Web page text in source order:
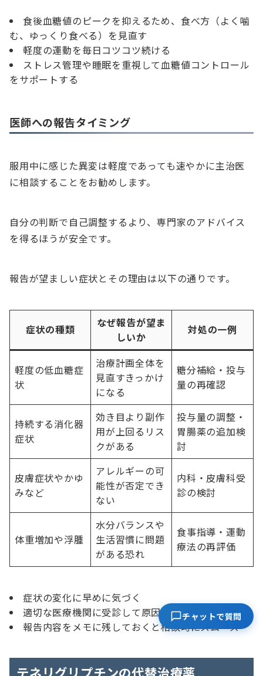
食後血糖値のピークを抑えるため、食べ方（よく噛
む、ゆっくり食べる）を見直す
軽度の運動を毎日コツコツ続ける
ストレス管理や睡眠を重視して血糖値コントロール
をサポートする
医師への報告タイミング
服用中に感じた異変は軽度であっても速やかに主治医
に相談することをお勧めします。
自分の判断で自己調整するより、専門家のアドバイス
を得るほうが安全です。
報告が望ましい症状とその理由は以下の通りです。
症状の種類
なぜ報告が望ま
しいか
対処の一例
軽度の低血糖症
状
治療計画全体を
見直すきっかけ
になる
糖分補給・投与
量の再確認
持続する消化器
症状
効き目より副作
用が上回るリス
クがある
投与量の調整・
胃腸薬の追加検
討
皮膚症状やかゆ
みなど
アレルギーの可
能性が否定でき
ない
内科・皮膚科受
診の検討
体重増加や浮腫
水分バランスや
生活習慣に問題
がある恐れ
食事指導・運動
療法の再評価
症状の変化に早めに気づく
適切な医療機関に受診して原因を確認する
報告内容をメモに残しておくと相談時にスムーズ
チャットで質問